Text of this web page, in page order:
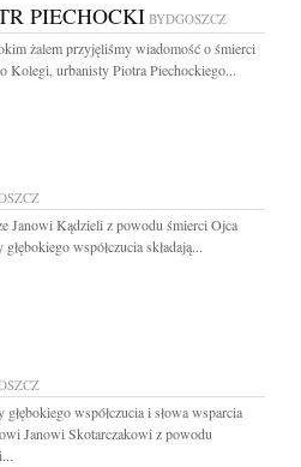
PIECHOCKI BYDGOSZCZ
żalem przyjęliśmy wiadomość o śmierci
Kolegi, urbanisty Piotra Piechockiego...
Janowi Kądzieli z powodu śmierci Ojca
współczucia składają...
głębokiego współczucia i słowa wsparcia
Janowi Skotarczakowi z powodu